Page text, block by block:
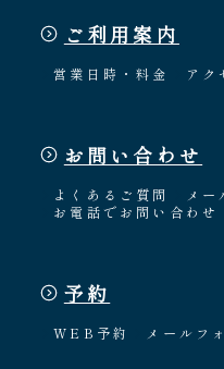
ご利用案内
営業日時・料金 アク
お問い合わせ
よくあるご質問
メ
お電話でお問い合わせ
予約
WEB予約 メールフ